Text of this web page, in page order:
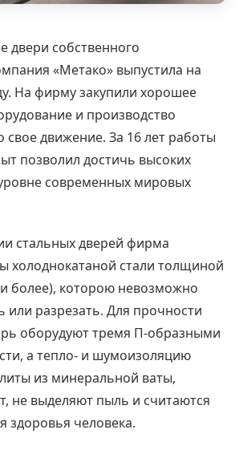
двери собственного
«Метако» выпустила на
На фирму закупили хорошее
и производство
свое движение. За 16 лет работы
позволил достичь высоких
современных мировых
стальных дверей фирма
холоднокатаной стали толщиной
более), которою невозможно
или разрезать. Для прочности
оборудуют тремя П-образными
а тепло- и шумоизоляцию
из минеральной ваты,
не выделяют пыль и считаются
здоровья человека.